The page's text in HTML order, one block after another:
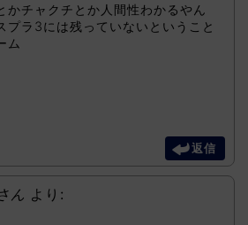
かチャクチとか人間性わかるやん
プラ3には残っていないということ
ム
返信
ん より: